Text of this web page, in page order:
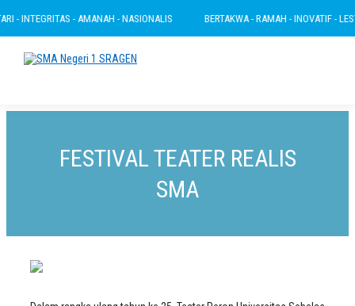
INTEGRITAS - AMANAH - NASIONALIS BERTAKWA - RAMAH - INOVATIF -
FESTIVAL TEATER REALIS
SMA